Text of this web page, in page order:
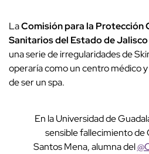
LaComisión para la Protección
Sanitarios del Estado de
una serie de irregularidades de
operaría como un centro médico
de ser un spa.
En la Universidad de
sensible fallecimiento de
Santos Mena, alumna del